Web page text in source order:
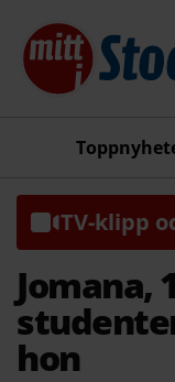
TV-klipp
Jomana,
hon